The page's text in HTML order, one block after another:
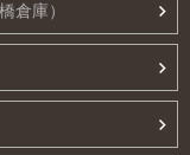
倉庫）